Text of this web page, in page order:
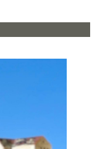
イント
評価と税金
計算式
動する要素